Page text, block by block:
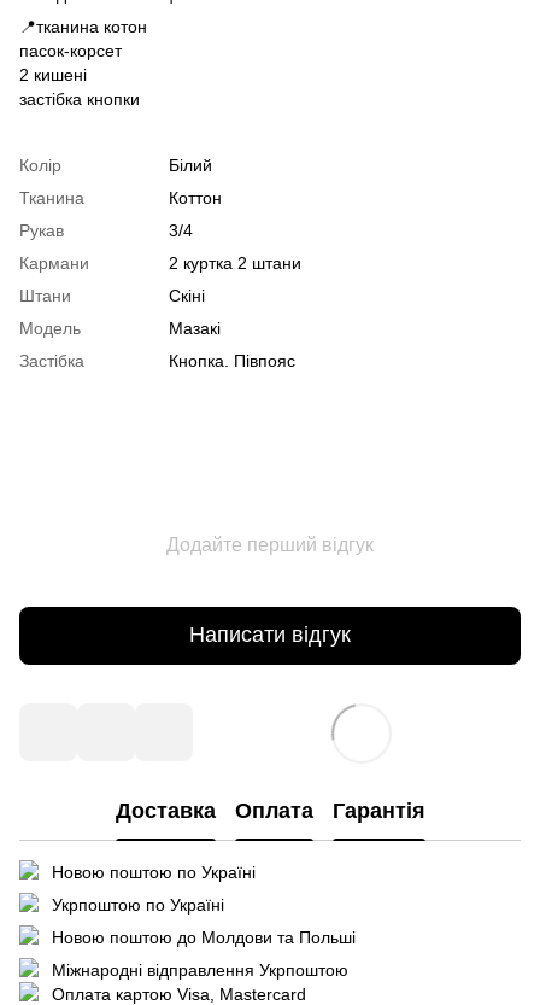
📍тканина котон
пасок-корсет
2 кишені
застібка кнопки
Колір
Білий
Тканина
Коттон
Рукав
3/4
Кармани
2 куртка 2 штани
Штани
Скіні
Модель
Мазакі
Застібка
Кнопка. Півпояс
Додайте перший відгук
Написати відгук
Доставка Оплата Гарантія
Новою поштою по Україні
Укрпоштою по Україні
Новою поштою до Молдови та Польші
Міжнародні відправлення Укрпоштою
Оплата картою Visa, Mastercard